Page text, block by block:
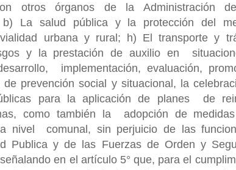
otros órganos de la Administración
b) La salud pública y la protección del
urbana y rural; h) El transporte y
y la prestación de auxilio en
implementación, evaluación,
prevención social y situacional, la
para la aplicación de planes de
como también la adopción de
nivel comunal, sin perjuicio de las
Publica y de las Fuerzas de Orden y
en el artículo 5° que, para el